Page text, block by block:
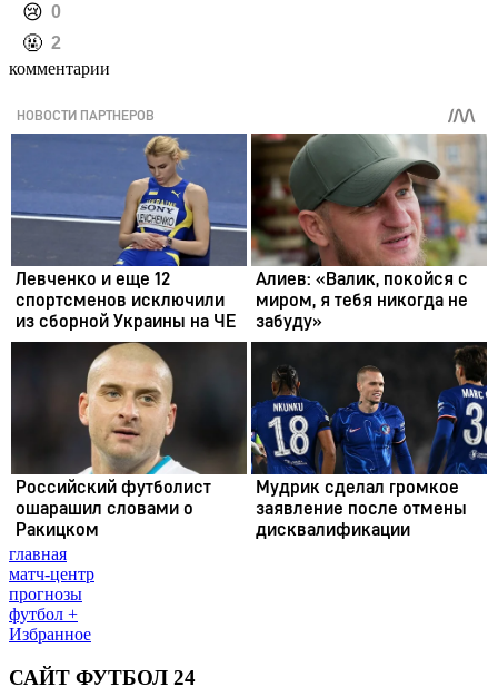
️😢 0
️🤬 2
комментарии
главная
матч-центр
прогнозы
футбол +
Избранное
САЙТ ФУТБОЛ 24